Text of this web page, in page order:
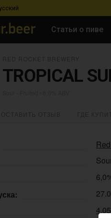
Статьи о пиве
TROPICAL